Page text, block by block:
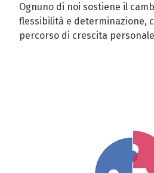
Ognuno di noi sostiene il
flessibilità e determinazione,
percorso di crescita